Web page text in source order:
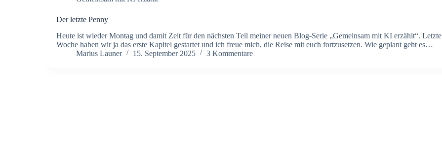
Der letzte Penny
Heute ist wieder Montag und damit Zeit für den nächsten Teil meiner neuen Blog-Serie „Gemeinsam mit KI erzählt“. ​Letzte
Woche haben wir ja das erste Kapitel gestartet und ich freue mich, die Reise mit euch fortzusetzen. Wie geplant geht es…
Marius Launer
15. September 2025 3 Kommentare